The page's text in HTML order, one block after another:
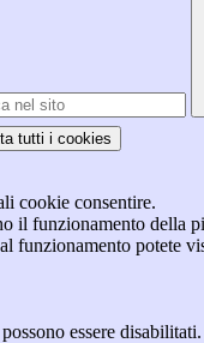
tutti i cookies
cookie consentire.
il funzionamento della
funzionamento potete
essere